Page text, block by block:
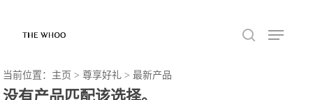
当前位置：主页 > 尊享好礼 > 最新产品
没有产品匹配该选择。